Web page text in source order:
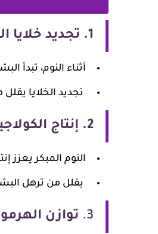
1. تجديد خلايا
أثناء النوم، تبدأ
تجديد الخلايا
2. إنتاج
النوم المبكر يعزز
يقلل من ترهل
3. توازن